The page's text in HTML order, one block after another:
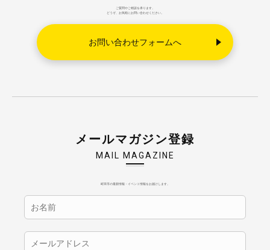
ご質問やご相談を承ります。
どうぞ、お気軽にお問い合わせください。
お問い合わせフォームへ
メールマガジン登録
MAIL MAGAZINE
町田市の最新情報・イベント情報をお届けします。